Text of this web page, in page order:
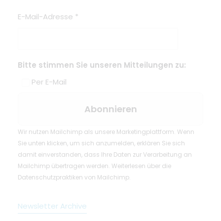
E-Mail-Adresse *
Bitte stimmen Sie unseren Mitteilungen zu:
Per E-Mail
Wir nutzen Mailchimp als unsere Marketingplattform. Wenn
Sie unten klicken, um sich anzumelden, erklären Sie sich
damit einverstanden, dass Ihre Daten zur Verarbeitung an
Mailchimp übertragen werden. Weiterlesen über die
Datenschutzpraktiken von Mailchimp.
Newsletter Archive